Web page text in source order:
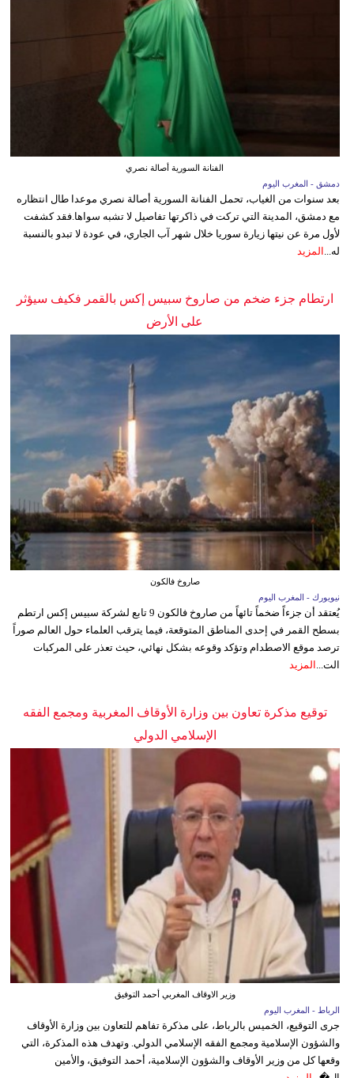
الفنانة السورية أصالة نصري
دمشق - المغرب اليوم
بعد سنوات من الغياب، تحمل الفنانة السورية أصالة نصري موعدا طال انتظاره
مع دمشق، المدينة التي تركت في ذاكرتها تفاصيل لا تشبه سواها.فقد كشفت
لأول مرة عن نيتها زيارة سوريا خلال شهر آب الجاري، في عودة لا تبدو بالنسبة
له...
المزيد
ارتطام جزء ضخم من صاروخ سبيس إكس بالقمر فكيف سيؤثر
على الأرض
صاروخ فالكون
نيويورك - المغرب اليوم
يُعتقد أن جزءاً ضخماً تائهاً من صاروخ فالكون 9 تابع لشركة سبيس إكس ارتطم
بسطح القمر في إحدى المناطق المتوقعة، فيما يترقب العلماء حول العالم صوراً
ترصد موقع الاصطدام وتؤكد وقوعه بشكل نهائي، حيث تعذر على المركبات
الت... المزيد
توقيع مذكرة تعاون بين وزارة الأوقاف المغربية ومجمع الفقه
الإسلامي الدولي
وزير الاوقاف المغربي أحمد التوفيق
الرباط - المغرب اليوم
جرى التوقيع، الخميس بالرباط، على مذكرة تفاهم للتعاون بين وزارة الأوقاف
والشؤون الإسلامية ومجمع الفقه الإسلامي الدولي. وتهدف هذه المذكرة، التي
وقعها كل من وزير الأوقاف والشؤون الإسلامية، أحمد التوفيق، والأمين